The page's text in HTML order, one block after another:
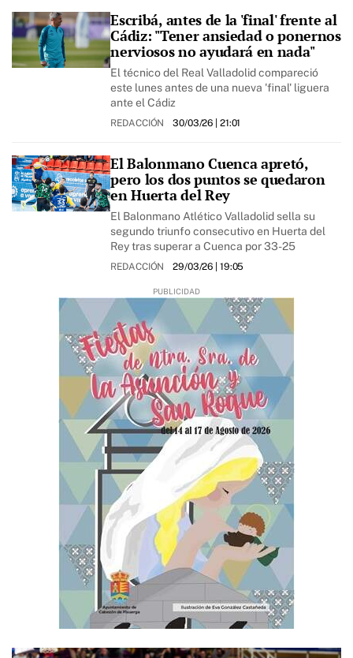
Escribá, antes de la 'final' frente al
Cádiz: "Tener ansiedad o ponernos
nerviosos no ayudará en nada"
El técnico del Real Valladolid compareció
este lunes antes de una nueva 'final' liguera
ante el Cádiz
REDACCIÓN 30/03/26 | 21:01
El Balonmano Cuenca apretó,
pero los dos puntos se quedaron
en Huerta del Rey
El Balonmano Atlético Valladolid sella su
segundo triunfo consecutivo en Huerta del
Rey tras superar a Cuenca por 33-25
REDACCIÓN 29/03/26 | 19:05